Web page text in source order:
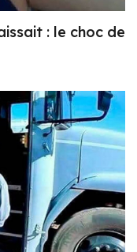
: le choc de